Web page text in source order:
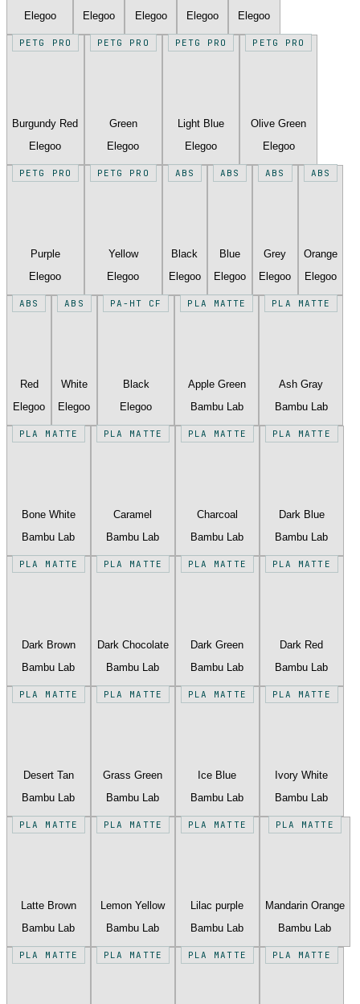
Elegoo
Elegoo
Elegoo
Elegoo
Elegoo
PETG PRO
Burgundy Red
Elegoo
PETG PRO
Green
Elegoo
PETG PRO
Light Blue
Elegoo
PETG PRO
Olive Green
Elegoo
PETG PRO
Purple
Elegoo
PETG PRO
Yellow
Elegoo
ABS
Black
Elegoo
ABS
Blue
Elegoo
ABS
Grey
Elegoo
ABS
Orange
Elegoo
ABS
Red
Elegoo
ABS
White
Elegoo
PA-HT CF
Black
Elegoo
PLA MATTE
Apple Green
Bambu Lab
PLA MATTE
Ash Gray
Bambu Lab
PLA MATTE
Bone White
Bambu Lab
PLA MATTE
Caramel
Bambu Lab
PLA MATTE
Charcoal
Bambu Lab
PLA MATTE
Dark Blue
Bambu Lab
PLA MATTE
Dark Brown
Bambu Lab
PLA MATTE
Dark Chocolate
Bambu Lab
PLA MATTE
Dark Green
Bambu Lab
PLA MATTE
Dark Red
Bambu Lab
PLA MATTE
Desert Tan
Bambu Lab
PLA MATTE
Grass Green
Bambu Lab
PLA MATTE
Ice Blue
Bambu Lab
PLA MATTE
Ivory White
Bambu Lab
PLA MATTE
Latte Brown
Bambu Lab
PLA MATTE
Lemon Yellow
Bambu Lab
PLA MATTE
Lilac purple
Bambu Lab
PLA MATTE
Mandarin Orange
Bambu Lab
PLA MATTE PLA MATTE PLA MATTE PLA MATTE